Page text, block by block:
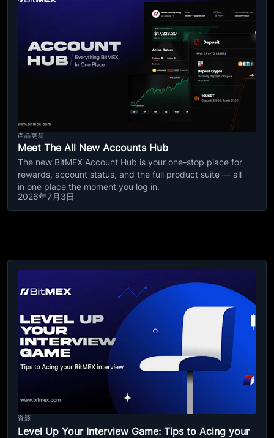
產品更新
Meet The All New Accounts Hub
The new BitMEX Account Hub is your one-stop place for
rewards, account status, and the full product suite — all
in one place the moment you log in.
2026年7月3日
資源
Level Up Your Interview Game: Tips to Acing your